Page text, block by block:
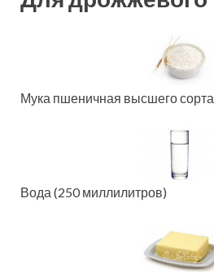
Мука пшеничная высшего
Вода (250 миллилитров)